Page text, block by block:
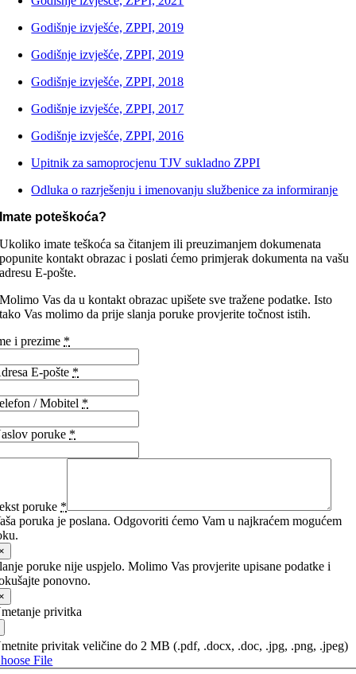
Godišnje izvješće, ZPPI, 2019
Godišnje izvješće, ZPPI, 2019
Godišnje izvješće, ZPPI, 2018
Godišnje izvješće, ZPPI, 2017
Godišnje izvješće, ZPPI, 2016
Upitnik za samoprocjenu TJV sukladno ZPPI
Odluka o razrješenju i imenovanju službenice za informiranje
Imate poteškoća?
Ukoliko imate teškoća sa čitanjem ili preuzimanjem dokumenata
popunite kontakt obrazac i poslati ćemo primjerak dokumenta na vašu
adresu E-pošte.
Molimo Vas da u kontakt obrazac upišete sve tražene podatke. Isto
tako Vas molimo da prije slanja poruke provjerite točnost istih.
i prezime *
E-pošte *
/ Mobitel *
poruke *
poruke *
poruka je poslana. Odgovoriti ćemo Vam u najkraćem mogućem
poruke nije uspjelo. Molimo Vas provjerite upisane podatke i
ponovno.
privitka
privitak veličine do 2 MB (.pdf, .docx, .doc, .jpg, .png, .jpeg)
File